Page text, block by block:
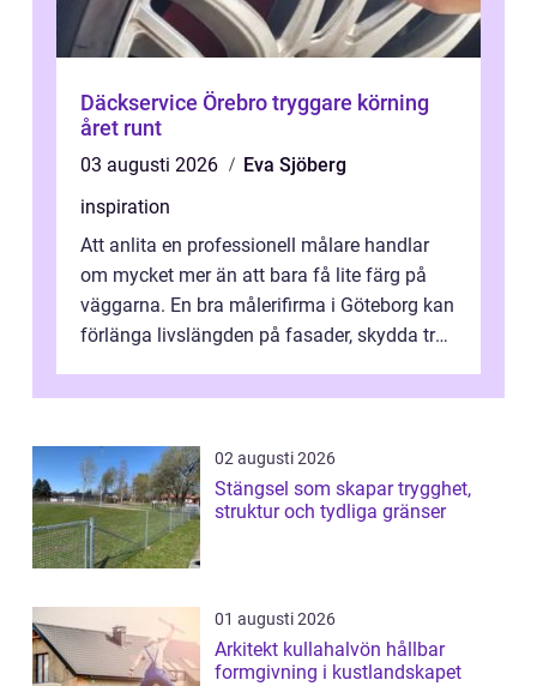
Däckservice Örebro tryggare körning
året runt
03 augusti 2026
Eva Sjöberg
inspiration
Att anlita en professionell målare handlar
om mycket mer än att bara få lite färg på
väggarna. En bra målerifirma i Göteborg kan
förlänga livslängden på fasader, skydda trä
02 augusti 2026
Stängsel som skapar trygghet,
struktur och tydliga gränser
01 augusti 2026
Arkitekt kullahalvön hållbar
formgivning i kustlandskapet